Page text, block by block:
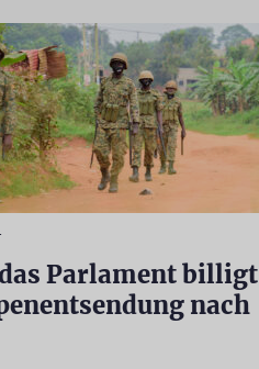
Parlament billigt
nach